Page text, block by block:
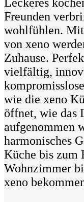
Freunden
wohlfühlen.
von xeno
Zuhause.
vielfältig,
wie die xeno
öffnet, wie das
aufgenommen
harmonisches
Küche bis zum
Wohnzimmer
xeno